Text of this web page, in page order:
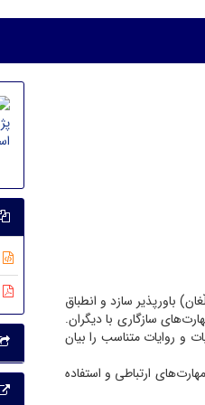
باورپذیر سازد و انطباق
سازگاری با دیگران.
و روایات متناسب را بیان
ارتباطی و استفاده